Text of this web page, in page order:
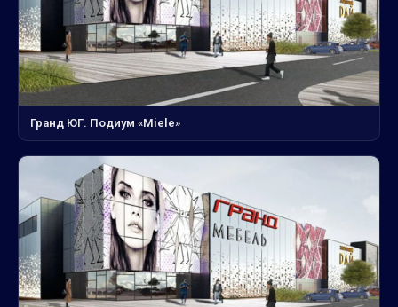
Гранд ЮГ. Подиум «Miele»